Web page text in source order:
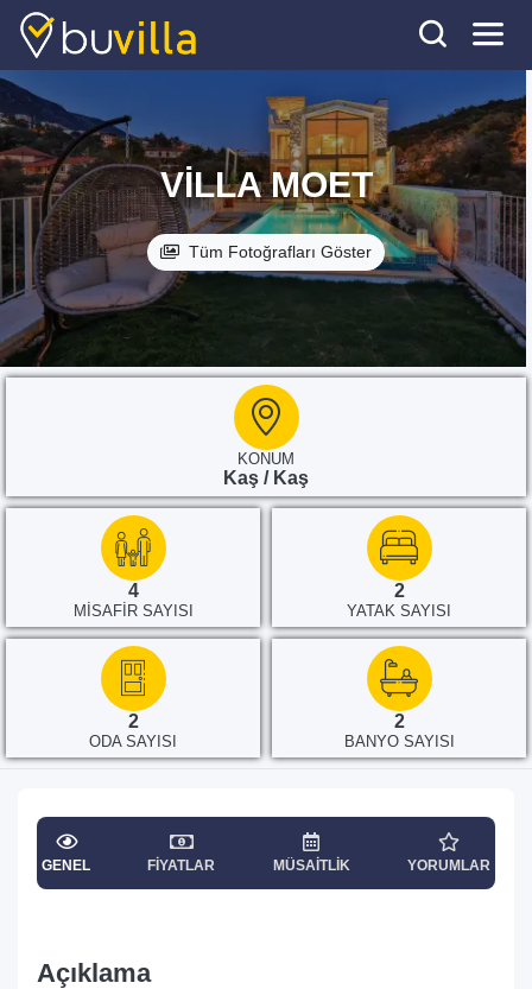
VILLA MOET
Tüm Fotoğrafları Göster
KONUM
Kaş / Kaş
4
MISAFIR SAYISI
2
YATAK SAYISI
2
ODA SAYISI
2
BANYO SAYISI
GENEL FIYATLAR MÜSAITLIK YORUMLAR
Açıklama